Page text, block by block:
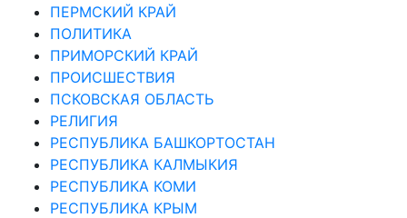
ПЕРМСКИЙ КРАЙ
ПОЛИТИКА
ПРИМОРСКИЙ КРАЙ
ПРОИСШЕСТВИЯ
ПСКОВСКАЯ ОБЛАСТЬ
РЕЛИГИЯ
РЕСПУБЛИКА БАШКОРТОСТАН
РЕСПУБЛИКА КАЛМЫКИЯ
РЕСПУБЛИКА КОМИ
РЕСПУБЛИКА КРЫМ